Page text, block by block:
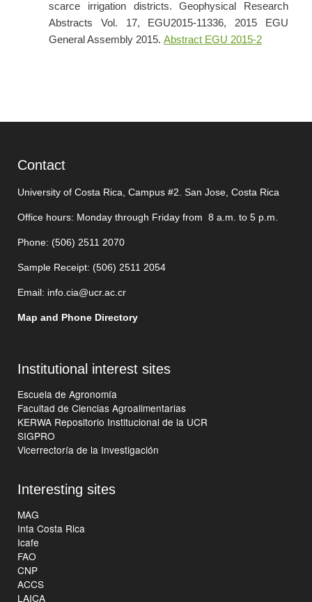
scarce irrigation districts. Geophysical Research
Abstracts Vol. 17, EGU2015-11336, 2015 EGU
General Assembly 2015. Abstract EGU 2015-2
Contact
University of Costa Rica, Campus #2. San Jose, Costa Rica
Office hours: Monday through Friday from 8 a.m. to 5 p.m.
Phone: (506) 2511 2070
Sample Receipt: (506) 2511 2054
Email: info.cia@ucr.ac.cr
Map and Phone Directory
Institutional interest sites
Escuela de Agronomía
Facultad de Ciencias Agroalimentarias
KERWA Repositorio Institucional de la UCR
SIGPRO
Vicerrectoría de la Investigación
Interesting sites
MAG
Inta Costa Rica
Icafe
FAO
CNP
ACCS
LAICA